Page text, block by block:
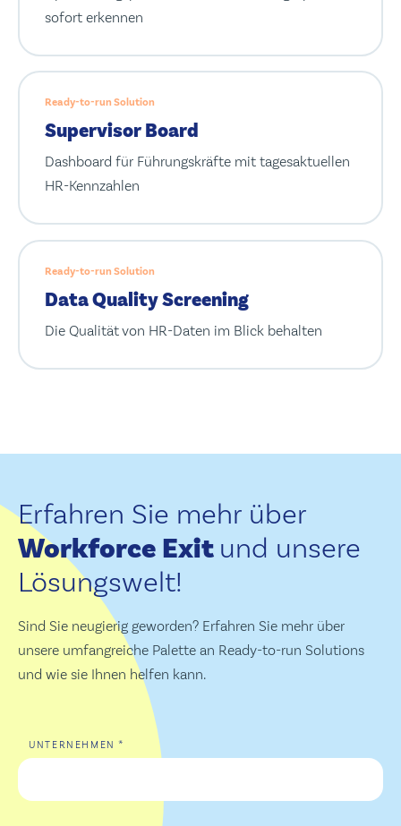
sofort erkennen
Ready-to-run Solution
Supervisor Board
Dashboard für Führungskräfte mit tagesaktuellen
HR-Kennzahlen
Ready-to-run Solution
Data Quality Screening
Die Qualität von HR-Daten im Blick behalten
Erfahren Sie mehr über
Workforce Exit und unsere
Lösungswelt!
Sind Sie neugierig geworden? Erfahren Sie mehr über
unsere umfangreiche Palette an Ready-to-run Solutions
und wie sie Ihnen helfen kann.
UNTERNEHMEN *